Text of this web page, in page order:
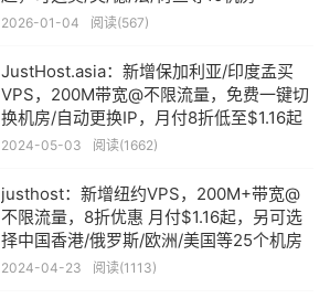
2026-01-04 阅读(567)
JustHost.asia：新增保加利亚/印度孟买
VPS，200M带宽@不限流量，免费一键切
换机房/自动更换IP，月付8折低至$1.16起
2024-05-03 阅读(1662)
justhost：新增纽约VPS，200M+带宽@
不限流量，8折优惠 月付$1.16起，另可选
择中国香港/俄罗斯/欧洲/美国等25个机房
2024-04-23 阅读(1113)